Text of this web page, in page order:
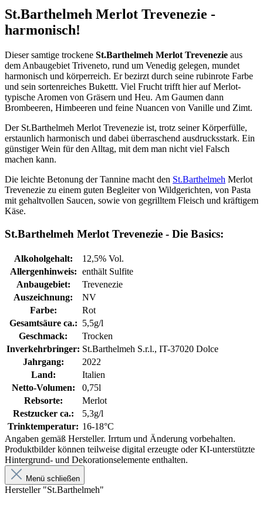
St.Barthelmeh Merlot Trevenezie -
harmonisch!
Dieser samtige trockene St.Barthelmeh Merlot Trevenezie aus
dem Anbaugebiet Triveneto, rund um Venedig gelegen, mundet
harmonisch und körperreich. Er bezirzt durch seine rubinrote Farbe
und sein sortenreiches Bukettt. Viel Frucht trifft hier auf Merlot-
typische Aromen von Gräsern und Heu. Am Gaumen dann
Brombeeren, Himbeeren und feine Nuancen von Vanille und Zimt.
Der St.Barthelmeh Merlot Trevenezie ist, trotz seiner Körperfülle,
erstaunlich harmonisch und dabei überraschend ausdrucksstark. Ein
günstiger Wein für den Alltag, mit dem man nicht viel Falsch
machen kann.
Die leichte Betonung der Tannine macht den St.Barthelmeh Merlot
Trevenezie zu einem guten Begleiter von Wildgerichten, von Pasta
mit gehaltvollen Saucen, sowie von gegrilltem Fleisch und kräftigem
Käse.
St.Barthelmeh Merlot Trevenezie - Die Basics:
Alkoholgehalt:
12,5% Vol.
Allergenhinweis: enthält Sulfite
Anbaugebiet:
Trevenezie
Auszeichnung:
NV
Farbe:
Rot
Gesamtsäure ca.: 5,5g/l
Geschmack:
Trocken
Inverkehrbringer: St.Barthelmeh S.r.l., IT-37020 Dolce
Jahrgang:
2022
Land:
Italien
Netto-Volumen:
0,75l
Rebsorte:
Merlot
Restzucker ca.:
5,3g/l
Trinktemperatur: 16-18°C
Angaben gemäß Hersteller. Irrtum und Änderung vorbehalten.
Produktbilder können teilweise digital erzeugte oder KI-unterstützte
Hintergrund- und Dekorationselemente enthalten.
Menü schließen
Hersteller "St.Barthelmeh"